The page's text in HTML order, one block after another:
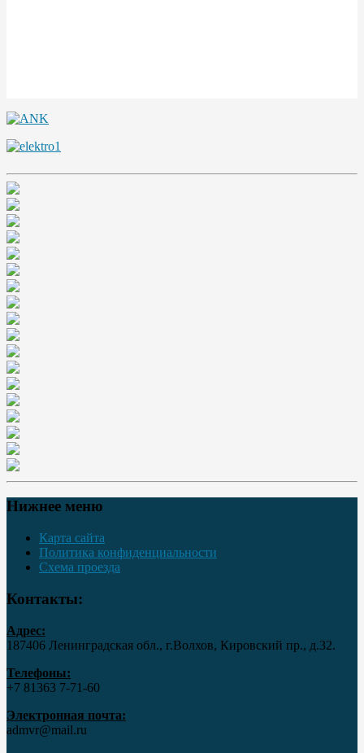
Нижнее меню
Карта сайта
Политика конфиденциальности
Схема проезда
Контакты:
Адрес:
187406 Ленинградская обл., г.Волхов, Кировский пр., д.32.
Телефоны:
+7 81363 7‑71-60
Электронная почта:
admvr@mail.ru